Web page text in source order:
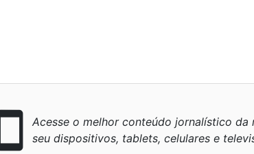
smartphone
Acesse o melhor conteúdo jornalístico da
seu dispositivos, tablets, celulares e